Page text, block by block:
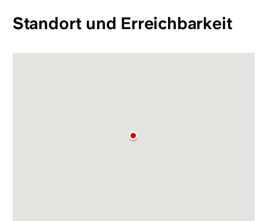
Standort und Erreichbarkeit